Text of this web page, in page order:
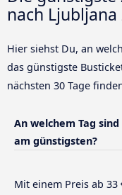
nach
Hier siehst Du, an
das günstigste
nächsten 30 Tage
An welchem Tag
am günstigsten?
Mit einem Preis ab 33